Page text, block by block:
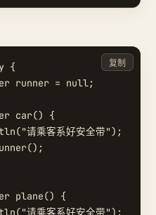
{
runner = null;
car() {
请乘客系好安全带");
plane() {
请乘客系好安全带");
复制